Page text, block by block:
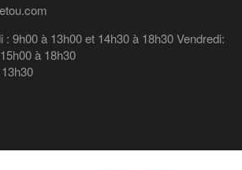
: 9h00 à 13h00 et 14h30 à 18h30 Vendredi:
à 18h30